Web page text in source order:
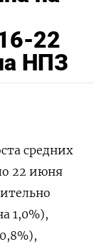
22
НПЗ
средних
22 июня
1,0%),